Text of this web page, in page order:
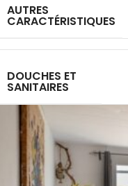
AUTRES
CARACTÉRISTIQUES
DOUCHES ET
SANITAIRES